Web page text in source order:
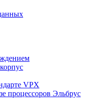
VPX
процессоров Эльбрус